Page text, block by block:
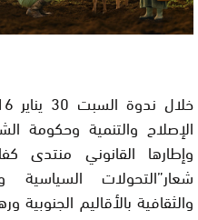
الإصلاح والتنمية وحكومة
وإطارها القانوني
شعار”التحولات السياسية
والثقافية بالأقاليم